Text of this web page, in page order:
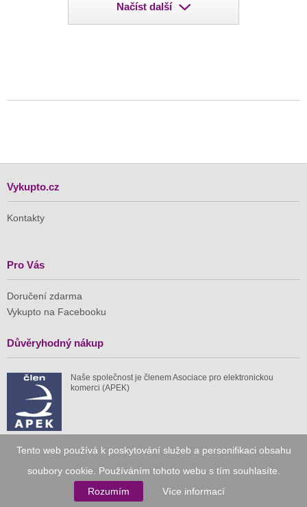
Tento web používá k poskytování služeb a personifikaci obsahu
soubory cookie. Používáním tohoto webu s tím souhlasíte.
Rozumím
Více informací
Načíst další
Vykupto.cz
Kontakty
Pro Vás
Doručení zdarma
Vykupto na Facebooku
Důvěryhodný nákup
Naše společnost je členem Asociace pro elektronickou
komerci (APEK)
1 511 mil.